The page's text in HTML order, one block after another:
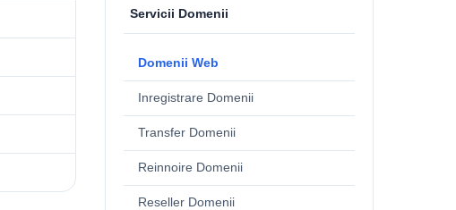
Servicii Domenii
Domenii Web
Inregistrare Domenii
Transfer Domenii
Reinnoire Domenii
Reseller Domenii